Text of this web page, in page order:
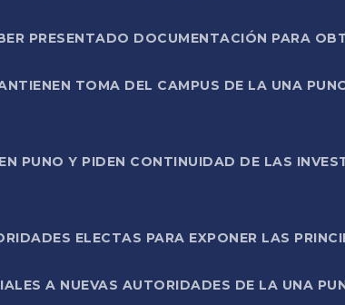
PRESENTADO DOCUMENTACIÓN PARA
TOMA DEL CAMPUS DE LA UNA
PUNO Y PIDEN CONTINUIDAD DE LAS
ELECTAS PARA EXPONER LAS
A NUEVAS AUTORIDADES DE LA UNA